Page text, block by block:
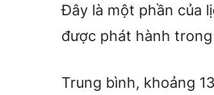
Đây là một phần của
được phát hành
Trung bình, khoảng